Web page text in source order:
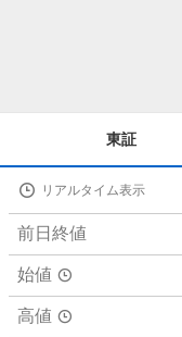
詳
値
東証
リアルタイム表示
前日終値
始値
高値